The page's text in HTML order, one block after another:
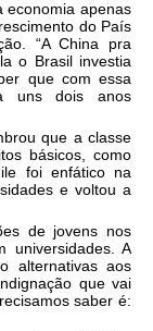
economia apenas
do País
“A China pra
o Brasil investia
que com essa
uns dois anos
que a classe
básicos, como
foi enfático na
e voltou a
de jovens nos
universidades. A
alternativas aos
que vai
saber é: